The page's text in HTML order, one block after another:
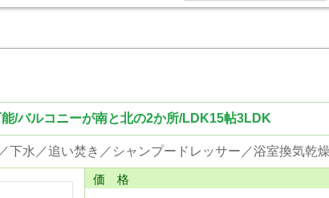
/バルコニーが南と北の2か所/LDK15帖3LDK
価 格